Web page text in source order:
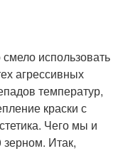
использовать
агрессивных
температур,
краски с
Чего мы и
Итак,